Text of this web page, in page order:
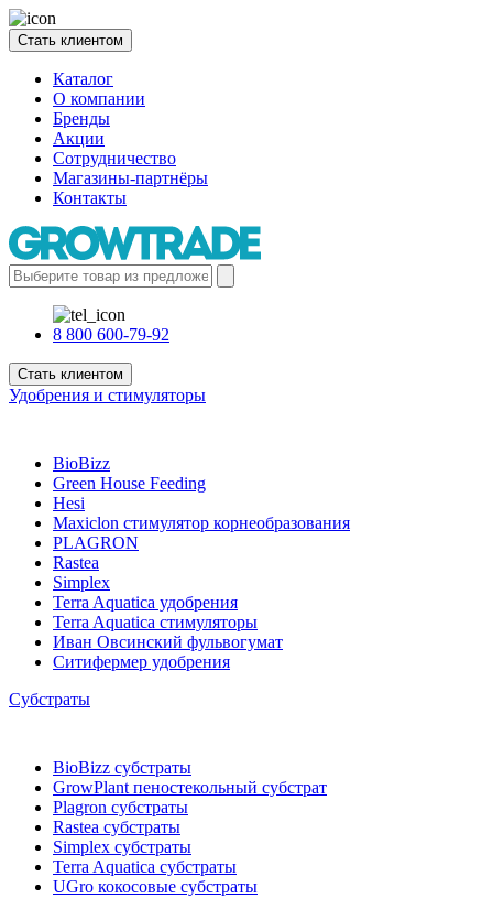
Стать клиентом
Каталог
О компании
Бренды
Акции
Сотрудничество
Магазины-партнёры
Контакты
8 800 600-79-92
Стать клиентом
Удобрения и стимуляторы
BioBizz
Green House Feeding
Hesi
Maxiclon стимулятор корнеобразования
PLAGRON
Rastea
Simplex
Terra Aquatica удобрения
Terra Aquatica стимуляторы
Иван Овсинский фульвогумат
Ситифермер удобрения
Субстраты
BioBizz cубстраты
GrowPlant пеностекольный субстрат
Plagron cубстраты
Rastea cубстраты
Simplex cубстраты
Terra Aquatica cубстраты
UGro кокосовые субстраты